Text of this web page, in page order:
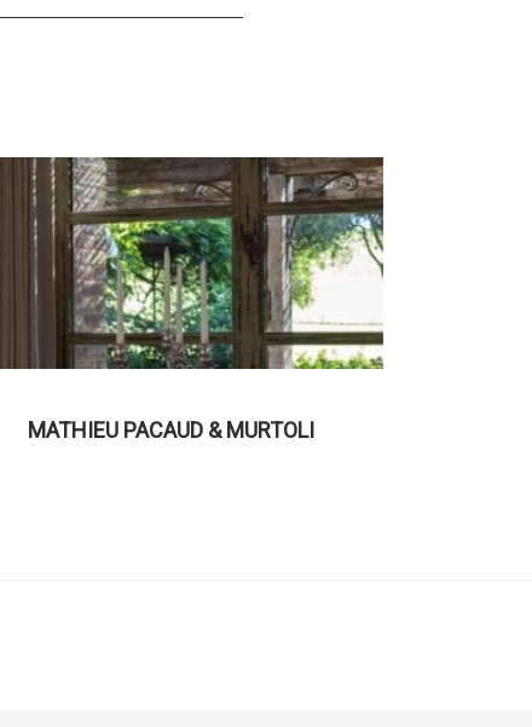
MATHIEU PACAUD & MURTOLI